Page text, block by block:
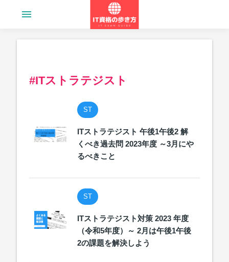
menu
#ITストラテジスト
ST
ITストラテジスト 午後1午後2 解
くべき過去問 2023年度 ～3月にや
るべきこと
ST
ITストラテジスト対策 2023 年度
（令和5年度）～ 2月は午後1午後
2の課題を解決しよう